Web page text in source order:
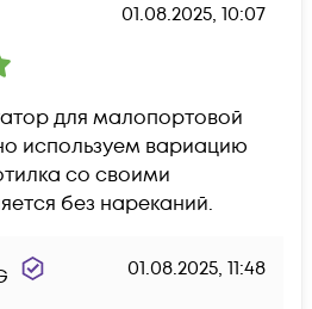
01.08.2025, 10:07
для малопортовой
используем вариацию
со своими
без нареканий.
01.08.2025, 11:48